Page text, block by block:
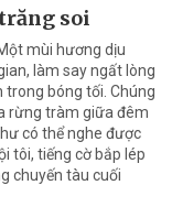
soi
mùi hương dịu
làm say ngất lòng
trong bóng tối. Chúng
rừng tràm giữa đêm
có thể nghe được
tôi, tiếng cờ bắp lép
chuyến tàu cuối